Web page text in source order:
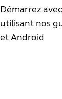
Démarrez
utilisant nos
et Android